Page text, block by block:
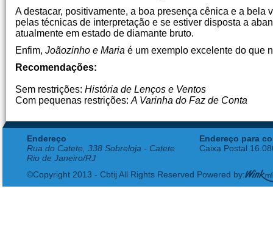
A destacar, positivamente, a boa presença cênica e a bela
pelas técnicas de interpretação e se estiver disposta a
atualmente em estado de diamante bruto.
Enfim, Joãozinho e Maria é um exemplo excelente do que
Recomendações:
Sem restrições: História de Lenços e Ventos
Com pequenas restrições: A Varinha do Faz de Conta
Endereço
Rua do Catete, 338 Sobreloja - Catete
Rio de Janeiro/RJ
Endereço para
Caixa Postal
©Copyright 2013 - Cbtij All Rights Reserved Powered by: